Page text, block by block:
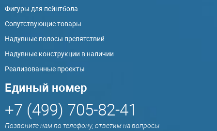
Фигуры для пейнтбола
Сопутствующие товары
Надувные полосы препятствий
Надувные конструкции в наличии
Реализованные проекты
Единый номер
+7 (499) 705-82-41
Позвоните нам по телефону, ответим на вопросы